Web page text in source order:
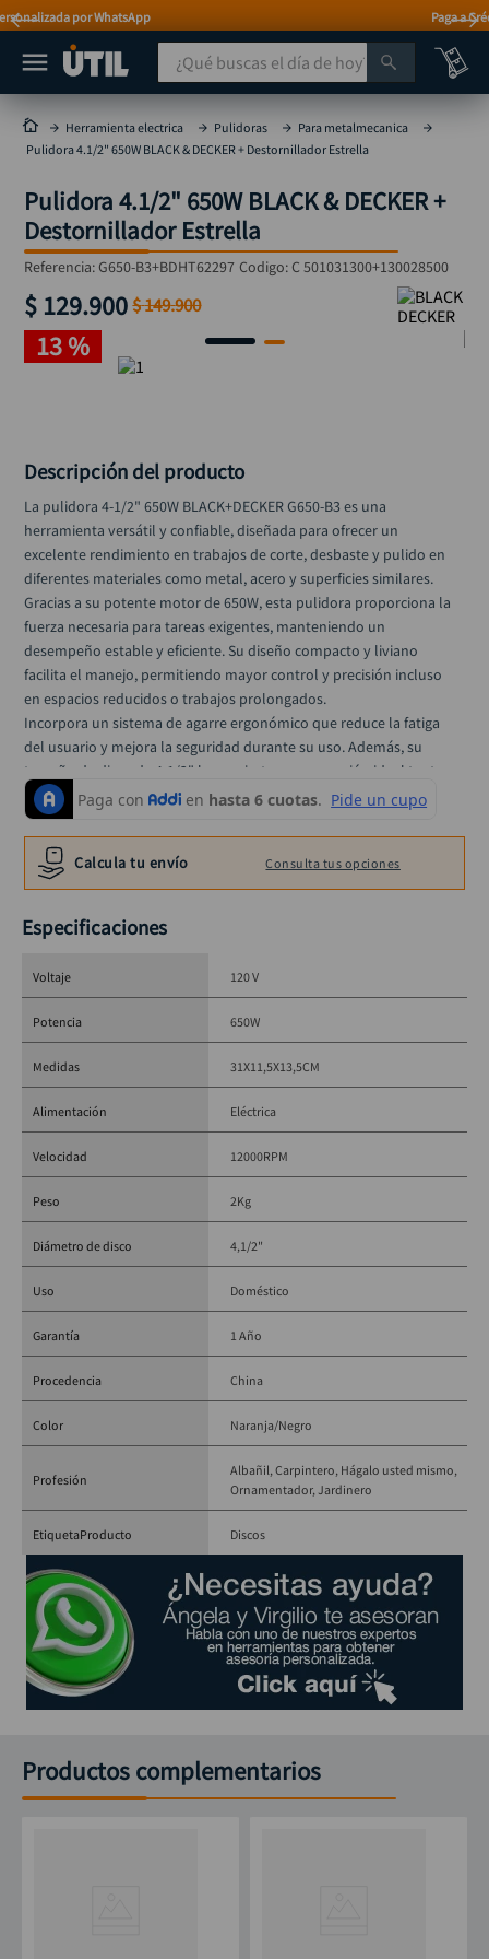
Paga a Crédito con Addi y Sistecrédito
¿Qué buscas el día de hoy?
Herramienta electrica Pulidoras
Para metalmecanica
Pulidora 4.1/2" 650W BLACK & DECKER + Destornillador Estrella
Pulidora 4.1/2" 650W BLACK & DECKER +
Destornillador Estrella
Referencia:G650-B3+BDHT62297 Codigo:C 501031300+130028500
$ 129.900 $149.900
13 %
Descripción del producto
La pulidora 4-1/2" 650W BLACK+DECKER G650-B3 es una
herramienta versátil y confiable, diseñada para ofrecer un
excelente rendimiento en trabajos de corte, desbaste y pulido en
diferentes materiales como metal, acero y superficies similares.
Gracias a su potente motor de 650W, esta pulidora proporciona la
fuerza necesaria para tareas exigentes, manteniendo un
desempeño estable y eficiente. Su diseño compacto y liviano
facilita el manejo, permitiendo mayor control y precisión incluso
en espacios reducidos o trabajos prolongados.
Incorpora un sistema de agarre ergonómico que reduce la fatiga
del usuario y mejora la seguridad durante su uso. Además, su
tamaño de disco de 4-1/2" la convierte en una opción ideal tanto
para profesionales como para usuarios del hogar que buscan
calidad y durabilidad en cada trabajo.
Es la herramienta perfecta para talleres, construcción,
mantenimiento y trabajos de metalmecánica, ofreciendo un
balance ideal entre potencia, comodidad y precio.
🔹 Especificaciones técnicas
Potencia: 650W
Velocidad: 11.000 RPM (aprox.)
Diámetro del disco: 4-1/2" (115 mm)
Tipo de herramienta: Pulidora / Esmeril angular
Alimentación: Eléctrica (con cable)
Uso: Corte, desbaste y pulido
Referencia: G650-B3
Calcula tu envío Consulta tus opciones
Especificaciones
Voltaje 120 V
Potencia 650W
Medidas 31X11,5X13,5CM
Alimentación Eléctrica
Velocidad 12000RPM
Peso 2Kg
Diámetro de disco 4,1/2"
Uso Doméstico
Garantía 1 Año
Procedencia China
Color Naranja/Negro
Profesión
Albañil Carpintero Hágalo usted mismo
Ornamentador Jardinero
EtiquetaProducto Discos
Productos complementarios
MÁS BUSCADOS
taladro
taladros pulidoras
compresor
llave
sierra circular
ruteadora
rueda
alicate